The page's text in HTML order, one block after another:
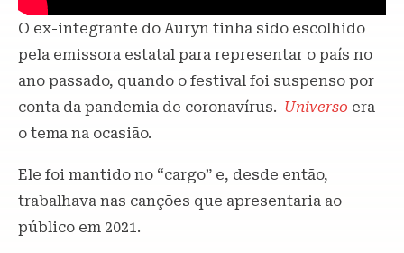
O ex-integrante do Auryn tinha sido escolhido
pela emissora estatal para representar o país no
ano passado, quando o festival foi suspenso por
conta da pandemia de coronavírus. Universo era
o tema na ocasião.
Ele foi mantido no “cargo” e, desde então,
trabalhava nas canções que apresentaria ao
público em 2021.